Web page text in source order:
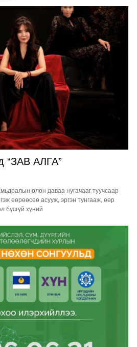
“ЗАВ АЛГА”
олон даваа нугачааг туучсаар
өөрөөсөө асууж, эргэн тунгааж, өөр
бүсгүй хүний